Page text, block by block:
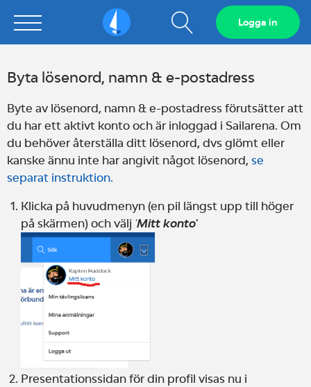
Sailarena Visa
sökfält
Logga in
Byta lösenord, namn & e-postadress
Byte av lösenord, namn & e-postadress förutsätter att
du har ett aktivt konto och är inloggad i Sailarena. Om
du behöver återställa ditt lösenord, dvs glömt eller
kanske ännu inte har angivit något lösenord, se
separat instruktion.
Klicka på huvudmenyn (en pil längst upp till höger
på skärmen) och välj 'Mitt konto'
Presentationssidan för din profil visas nu i